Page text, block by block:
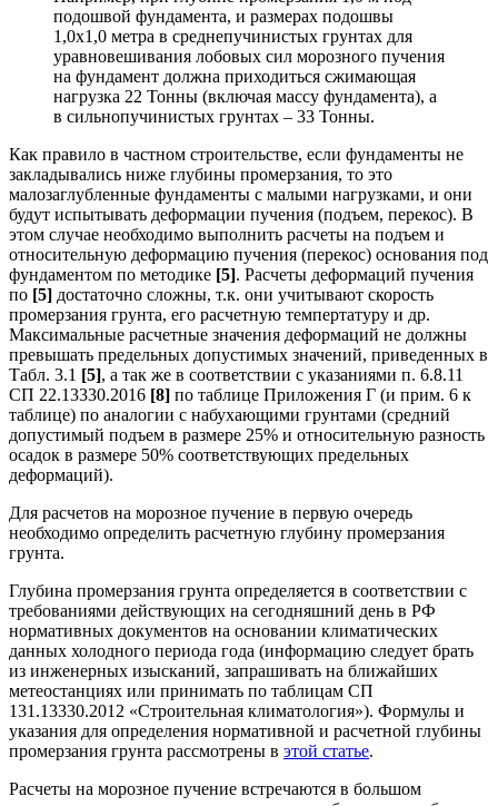
подошвой фундамента, и размерах подошвы
1,0х1,0 метра в среднепучинистых грунтах для
уравновешивания лобовых сил морозного пучения
на фундамент должна приходиться сжимающая
нагрузка 22 Тонны (включая массу фундамента), а
в сильнопучинистых грунтах – 33 Тонны.
Как правило в частном строительстве, если фундаменты не
закладывались ниже глубины промерзания, то это
малозаглубленные фундаменты с малыми нагрузками, и они
будут испытывать деформации пучения (подъем, перекос). В
этом случае необходимо выполнить расчеты на подъем и
относительную деформацию пучения (перекос) основания под
фундаментом по методике [5]. Расчеты деформаций пучения
по [5] достаточно сложны, т.к. они учитывают скорость
промерзания грунта, его расчетную темпертатуру и др.
Максимальные расчетные значения деформаций не должны
превышать предельных допустимых значений, приведенных в
Табл. 3.1 [5], а так же в соответствии с указаниями п. 6.8.11
СП 22.13330.2016 [8] по таблице Приложения Г (и прим. 6 к
таблице) по аналогии с набухающими грунтами (средний
допустимый подъем в размере 25% и относительную разность
осадок в размере 50% соответствующих предельных
деформаций).
Для расчетов на морозное пучение в первую очередь
необходимо определить расчетную глубину промерзания
грунта.
Глубина промерзания грунта определяется в соответствии с
требованиями действующих на сегодняшний день в РФ
нормативных документов на основании климатических
данных холодного периода года (информацию следует брать
из инженерных изысканий, запрашивать на ближайших
метеостанциях или принимать по таблицам СП
131.13330.2012 «Строительная климатология»). Формулы и
указания для определения нормативной и расчетной глубины
промерзания грунта рассмотрены в этой статье.
Расчеты на морозное пучение встречаются в большом